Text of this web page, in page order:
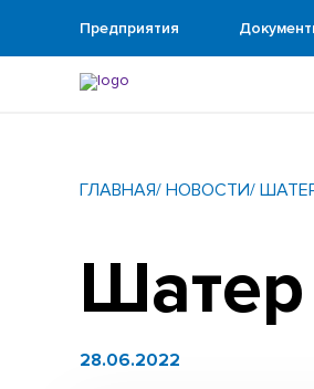
Предприятия
ГЛАВНАЯ/ НОВОСТИ/
28.06.2022